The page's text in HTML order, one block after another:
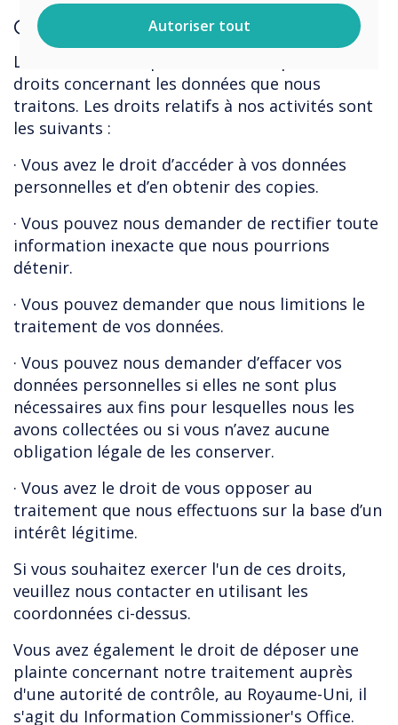
Ce sont vos droits.
Le RGPD britannique vous confère plusieurs
droits concernant les données que nous
traitons. Les droits relatifs à nos activités sont
les suivants :
· Vous avez le droit d’accéder à vos données
personnelles et d’en obtenir des copies.
· Vous pouvez nous demander de rectifier toute
information inexacte que nous pourrions
détenir.
· Vous pouvez demander que nous limitions le
traitement de vos données.
· Vous pouvez nous demander d’effacer vos
données personnelles si elles ne sont plus
nécessaires aux fins pour lesquelles nous les
avons collectées ou si vous n’avez aucune
obligation légale de les conserver.
· Vous avez le droit de vous opposer au
traitement que nous effectuons sur la base d’un
intérêt légitime.
Si vous souhaitez exercer l'un de ces droits,
veuillez nous contacter en utilisant les
coordonnées ci-dessus.
Vous avez également le droit de déposer une
plainte concernant notre traitement auprès
d'une autorité de contrôle, au Royaume-Uni, il
s'agit du Information Commissioner's Office.
Autoriser tout